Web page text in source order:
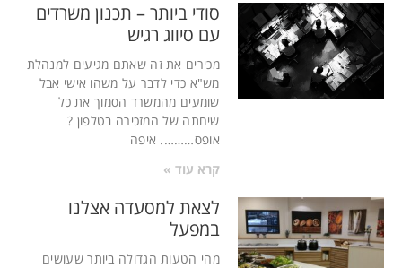
סודי ביותר – תכנון משרדים
עם סיווג רגיש
מכירים את זה שאתם מגיעים למנהלת
מש"א כדי לדבר על משהו אישי אבל
שומעים מהמשרד הסמוך את כל
שיחתה של המזכירה בטלפון ?
אופס………. איפה
קרא עוד »
לצאת למסעדה אצלנו
במפעל
מהי הטעות הגדולה ביותר שעושים